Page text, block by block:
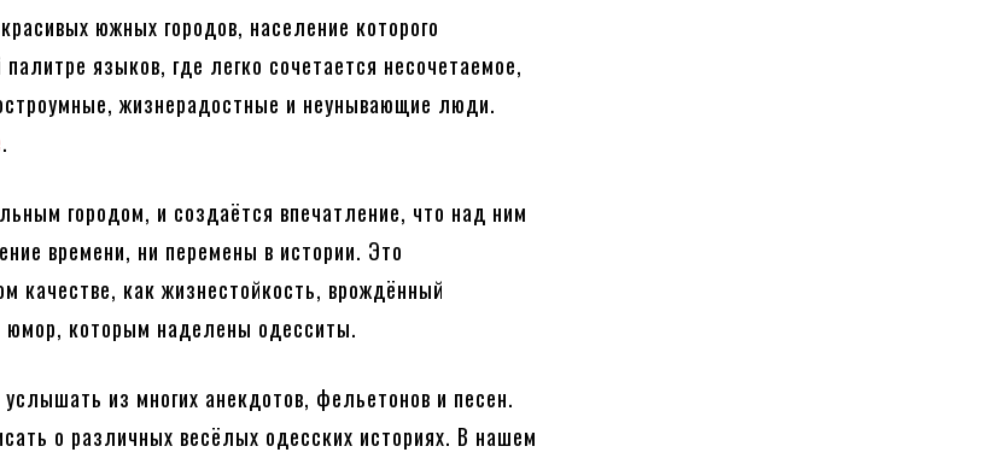
южных городов, население которого
палитре языков, где легко сочетается несочетаемое,
жизнерадостные и неунывающие люди.
.
городом, и создаётся впечатление, что над ним
времени, ни перемены в истории. Это
качестве, как жизнестойкость, врождённый
юмор, которым наделены одесситы.
из многих анекдотов, фельетонов и песен.
о различных весёлых одесских историях. В нашем